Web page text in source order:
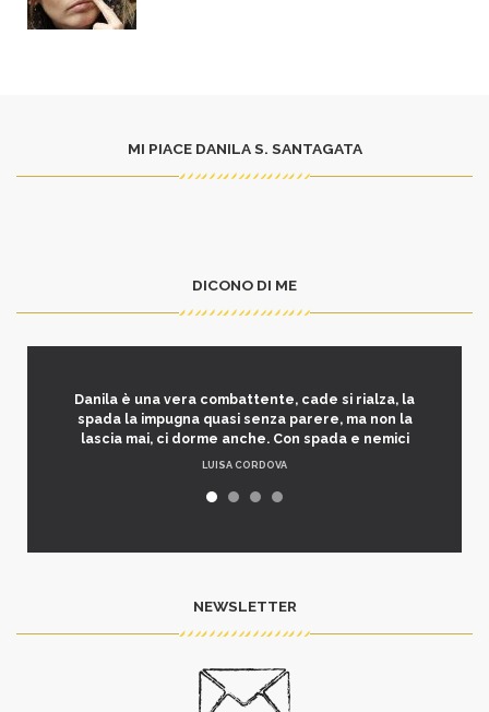
MI PIACE DANILA S. SANTAGATA
DICONO DI ME
Danila è una vera combattente, cade si rialza, la
spada la impugna quasi senza parere, ma non la
lascia mai, ci dorme anche. Con spada e nemici
LUISA CORDOVA
NEWSLETTER